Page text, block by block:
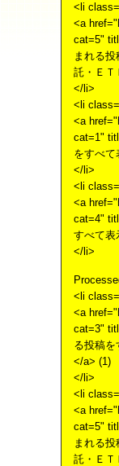
名前(
メー
URL
<li
<a
cat=5"
まれる
託・ＥＴ
</li>
<li
<a
cat=1"
をすべ
</li>
<li
<a
cat=4"
すべて表
</li>
<li
<a
cat=3"
る投稿を
</a> (1)
</li>
<li
<a
cat=5"
まれる
託・ＥＴ